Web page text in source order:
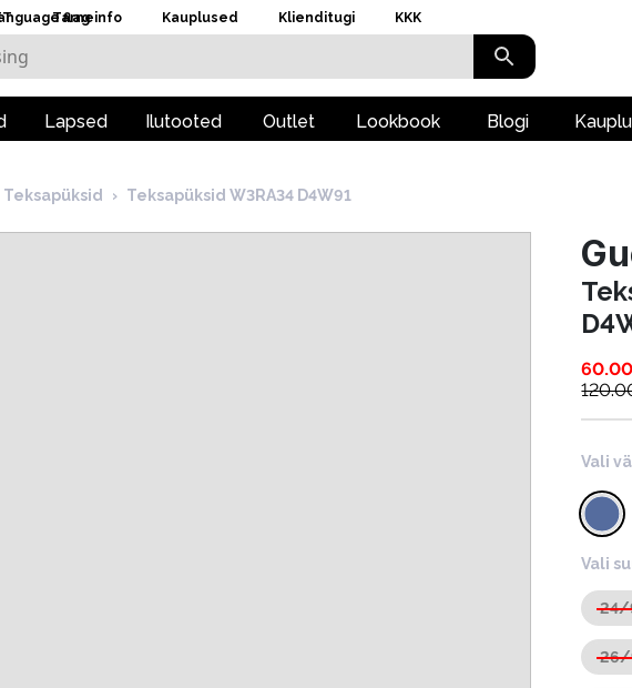
Tarneinfo Kauplused Klienditugi KKK
Lapsed Ilutooted Outlet Lookbook Blogi
Teksapüksid › Teksapüksid W3RA34 D4W91
60.00
Vali
Vali
24/